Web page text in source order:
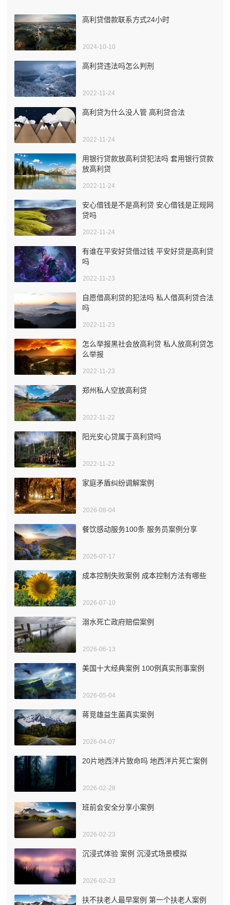
高利贷借款联系方式24小时
2024-10-10
高利贷违法吗怎么判刑
2022-11-24
高利贷为什么没人管 高利贷合法
2022-11-24
用银行贷款放高利贷犯法吗 套用银行贷款
放高利贷
2022-11-24
安心借钱是不是高利贷 安心借钱是正规网
贷吗
2022-11-24
有谁在平安好贷借过钱 平安好贷是高利贷
吗
2022-11-23
自愿借高利贷的犯法吗 私人借高利贷合法
吗
2022-11-23
怎么举报黑社会放高利贷 私人放高利贷怎
么举报
2022-11-23
郑州私人空放高利贷
2022-11-22
阳光安心贷属于高利贷吗
2022-11-22
家庭矛盾纠纷调解案例
2026-08-04
餐饮感动服务100条 服务员案例分享
2026-07-17
成本控制失败案例 成本控制方法有哪些
2026-07-10
溺水死亡政府赔偿案例
2026-06-13
美国十大经典案例 100例真实刑事案例
2026-05-04
蒋竞雄益生菌真实案例
2026-04-07
20片地西泮片致命吗 地西泮片死亡案例
2026-02-28
班前会安全分享小案例
2026-02-23
沉浸式体验 案例 沉浸式场景模拟
2026-02-23
扶不扶老人最早案例 第一个扶老人案例